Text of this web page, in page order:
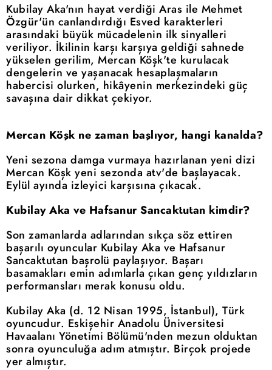
Kubilay Aka'nın hayat verdiği Aras ile Mehmet
Özgür'ün canlandırdığı Esved karakterleri
arasındaki büyük mücadelenin ilk sinyalleri
veriliyor. İkilinin karşı karşıya geldiği sahnede
yükselen gerilim, Mercan Köşk'te kurulacak
dengelerin ve yaşanacak hesaplaşmaların
habercisi olurken, hikâyenin merkezindeki güç
savaşına dair dikkat çekiyor.
Mercan Köşk ne zaman başlıyor, hangi kanalda?
Yeni sezona damga vurmaya hazırlanan yeni dizi
Mercan Köşk yeni sezonda atv'de başlayacak.
Eylül ayında izleyici karşısına çıkacak.
Kubilay Aka ve Hafsanur Sancaktutan kimdir?
Son zamanlarda adlarından sıkça söz ettiren
başarılı oyuncular Kubilay Aka ve Hafsanur
Sancaktutan başrolü paylaşıyor. Başarı
basamakları emin adımlarla çıkan genç yıldızların
performansları merak konusu oldu.
Kubilay Aka (d. 12 Nisan 1995, İstanbul), Türk
oyuncudur. Eskişehir Anadolu Üniversitesi
Havaalanı Yönetimi Bölümü'nden mezun olduktan
sonra oyunculuğa adım atmıştır. Birçok projede
yer almıştır.